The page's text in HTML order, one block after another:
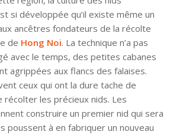
si développée qu’il existe même un
ancêtres fondateurs de la récolte
de Hong Noi. La technique n’a pas
avec le temps, des petites cabanes
agrippées aux flancs des falaises.
ceux qui ont la dure tache de
récolter les précieux nids. Les
construire un premier nid qui sera
poussent à en fabriquer un nouveau